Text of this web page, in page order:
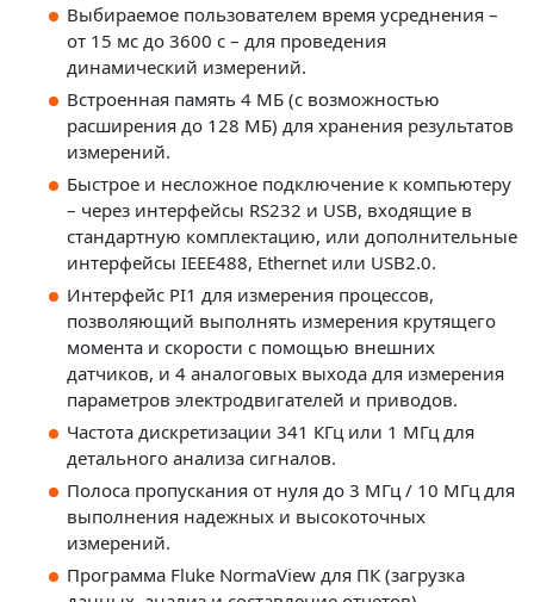
Выбираемое пользователем время усреднения –
от 15 мс до 3600 с – для проведения
динамический измерений.
Встроенная память 4 МБ (с возможностью
расширения до 128 МБ) для хранения результатов
измерений.
Быстрое и несложное подключение к компьютеру
– через интерфейсы RS232 и USB, входящие в
стандартную комплектацию, или дополнительные
интерфейсы IEEE488, Ethernet или USB2.0.
Интерфейс PI1 для измерения процессов,
позволяющий выполнять измерения крутящего
момента и скорости с помощью внешних
датчиков, и 4 аналоговых выхода для измерения
параметров электродвигателей и приводов.
Частота дискретизации 341 КГц или 1 МГц для
детального анализа сигналов.
Полоса пропускания от нуля до 3 МГц / 10 МГц для
выполнения надежных и высокоточных
измерений.
Программа Fluke NormaView для ПК (загрузка